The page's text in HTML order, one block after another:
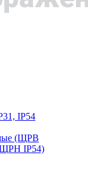
IP54
(ЩРВ
IP54)